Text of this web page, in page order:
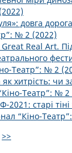
довга
№ 2 (2022)
Great Real Art.
Театр”: № 2
хитрість: чи
Театр”: № 2
старі тіні
“Кіно-
>>